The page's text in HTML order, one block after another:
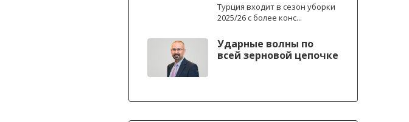
Турция входит в сезон уборки
2025/26 с более конс...
Ударные волны по
всей зерновой цепочке